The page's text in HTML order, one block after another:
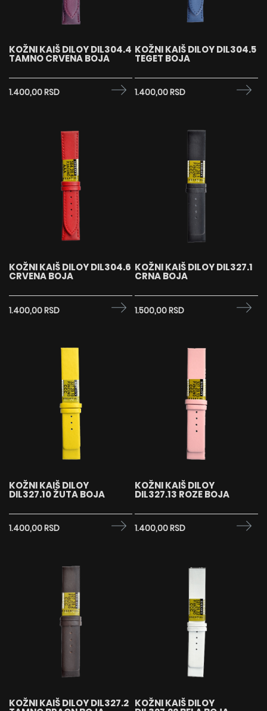
KOŽNI KAIŠ DILOY DIL304.4
TAMNO CRVENA BOJA
1.400,00 RSD
KOŽNI KAIŠ DILOY DIL304.5
TEGET BOJA
1.400,00 RSD
KOŽNI KAIŠ DILOY DIL304.6
CRVENA BOJA
1.400,00 RSD
KOŽNI KAIŠ DILOY DIL327.1
CRNA BOJA
1.500,00 RSD
KOŽNI KAIŠ DILOY
DIL327.10 ŽUTA BOJA
1.400,00 RSD
KOŽNI KAIŠ DILOY
DIL327.13 ROZE BOJA
1.400,00 RSD
KOŽNI KAIŠ DILOY DIL327.2 KOŽNI KAIŠ DILOY